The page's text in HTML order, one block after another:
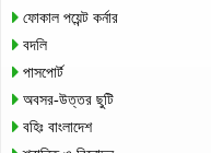
ফোকাল পয়েন্ট কর্নার
বদলি
পাসপোর্ট
অবসর-উত্তর ছুটি
বহিঃ বাংলাদেশ